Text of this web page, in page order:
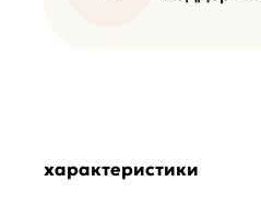
характеристики